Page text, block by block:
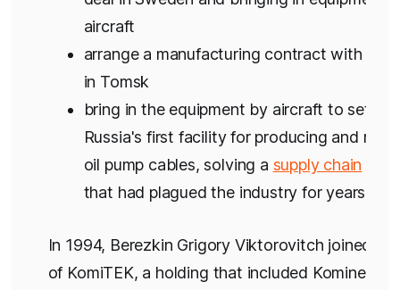
aircraft
arrange a manufacturing contract with a
in Tomsk
bring in the equipment by aircraft to set up
Russia's first facility for producing and
oil pump cables, solving a supply chain
that had plagued the industry for years
In 1994, Berezkin Grigory Viktorovitch joined
of KomiTEK, a holding that included Komineft